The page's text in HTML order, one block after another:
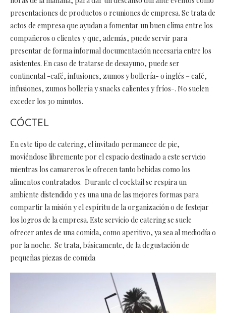
presentaciones de productos o reuniones de empresa. Se trata de
actos de empresa que ayudan a fomentar un buen clima entre los
compañeros o clientes y que, además, puede servir para
presentar de forma informal documentación necesaria entre los
asistentes. En caso de tratarse de desayuno, puede ser
continental -café, infusiones, zumos y bollería- o inglés – café,
infusiones, zumos bollería y snacks calientes y fríos-. No suelen
exceder los 30 minutos.
CÓCTEL
En este tipo de catering, el invitado permanece de pie,
moviéndose libremente por el espacio destinado a este servicio
mientras los camareros le ofrecen tanto bebidas como los
alimentos contratados. Durante el cocktail se respira un
ambiente distendido y es una una de las mejores formas para
compartir la misión y el espíritu de la organización o de festejar
los logros de la empresa. Este servicio de catering se suele
ofrecer antes de una comida, como aperitivo, ya sea al mediodía o
por la noche. Se trata, básicamente, de la degustación de
pequeñas piezas de comida